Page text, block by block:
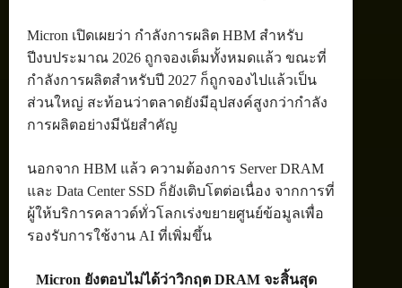
Micron เปิดเผยว่า กำลังการผลิต HBM สำหรับ
ปีงบประมาณ 2026 ถูกจองเต็มทั้งหมดแล้ว ขณะที่
กำลังการผลิตสำหรับปี 2027 ก็ถูกจองไปแล้วเป็น
ส่วนใหญ่ สะท้อนว่าตลาดยังมีอุปสงค์สูงกว่ากำลัง
การผลิตอย่างมีนัยสำคัญ
นอกจาก HBM แล้ว ความต้องการ Server DRAM
และ Data Center SSD ก็ยังเติบโตต่อเนื่อง จากการที่
ผู้ให้บริการคลาวด์ทั่วโลกเร่งขยายศูนย์ข้อมูลเพื่อ
รองรับการใช้งาน AI ที่เพิ่มขึ้น
Micron ยังตอบไม่ได้ว่าวิกฤต DRAM จะสิ้นสุด